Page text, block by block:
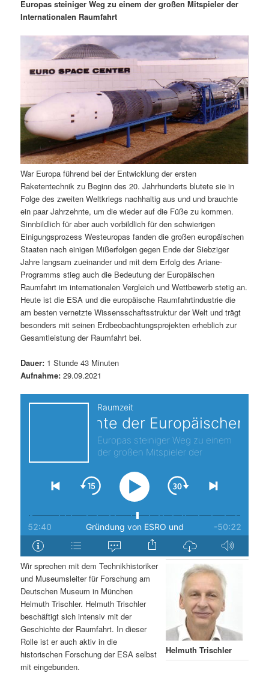
e
n
I
n
h
a
l
t
s
p
r
i
n
ä
r
e
n
I
n
h
a
l
t
s
p
g
n
n
a
o
n
Europas steiniger Weg zu einem der großen Mitspieler der
Internationalen Raumfahrt
War Europa führend bei der Entwicklung der ersten
Raketentechnik zu Beginn des 20. Jahrhunderts blutete sie in
Folge des zweiten Weltkriegs nachhaltig aus und und brauchte
ein paar Jahrzehnte, um die wieder auf die Füße zu kommen.
Sinnbildlich für aber auch vorbildlich für den schwierigen
Einigungsprozess Westeuropas fanden die großen europäischen
Staaten nach einigen Mißerfolgen gegen Ende der Siebziger
Jahre langsam zueinander und mit dem Erfolg des Ariane-
Programms stieg auch die Bedeutung der Europäischen
Raumfahrt im internationalen Vergleich und Wettbewerb stetig an.
Heute ist die ESA und die europäische Raumfahrtindustrie die
am besten vernetzte Wissensschaftsstruktur der Welt und trägt
besonders mit seinen Erdbeobachtungsprojekten erheblich zur
Gesamtleistung der Raumfahrt bei.
Dauer: 1 Stunde 43 Minuten
Aufnahme: 29.09.2021
Helmuth Trischler
Wir sprechen mit dem Technikhistoriker
und Museumsleiter für Forschung am
Deutschen Museum in München
Helmuth Trischler. Helmuth Trischler
beschäftigt sich intensiv mit der
Geschichte der Raumfahrt. In dieser
Rolle ist er auch aktiv in die
historischen Forschung der ESA selbst
mit eingebunden.